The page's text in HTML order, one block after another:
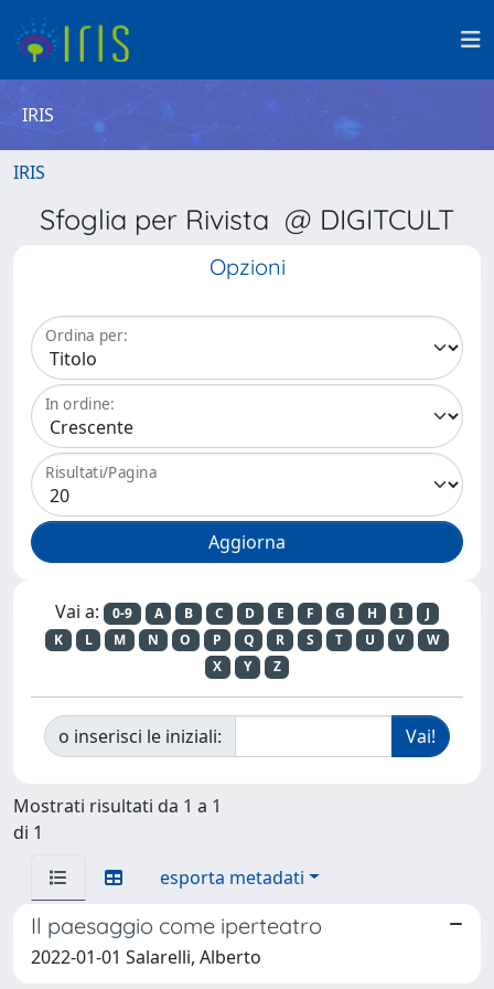
IRIS
IRIS
Sfoglia per Rivista @ DIGITCULT
Opzioni
Ordina per:
In ordine:
Risultati/Pagina
Vai a: 0-9 A B C D E F G H I
J
K
L M N O P Q R S T U V
W
X
Y Z
o inserisci le iniziali:
Mostrati risultati da 1 a 1
di 1
esporta metadati
Il paesaggio come iperteatro
2022-01-01 Salarelli, Alberto